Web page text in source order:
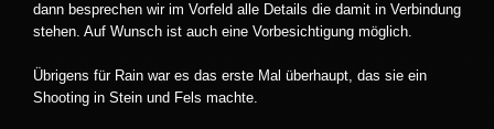
dann besprechen wir im Vorfeld alle Details die damit in Verbindung
stehen. Auf Wunsch ist auch eine Vorbesichtigung möglich.
Übrigens für Rain war es das erste Mal überhaupt, das sie ein
Shooting in Stein und Fels machte.